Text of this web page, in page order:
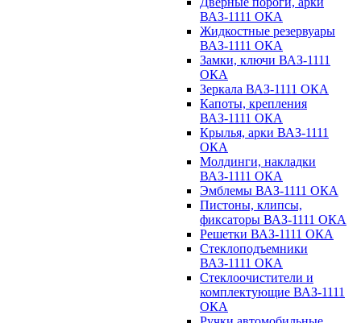
ВАЗ-1111 ОКА
Жидкостные резервуары
ВАЗ-1111 ОКА
Замки, ключи ВАЗ-1111
ОКА
Зеркала ВАЗ-1111 ОКА
Капоты, крепления
ВАЗ-1111 ОКА
Крылья, арки ВАЗ-1111
ОКА
Молдинги, накладки
ВАЗ-1111 ОКА
Эмблемы ВАЗ-1111 ОКА
Пистоны, клипсы,
фиксаторы ВАЗ-1111 ОКА
Решетки ВАЗ-1111 ОКА
Стеклоподъемники
ВАЗ-1111 ОКА
Стеклоочистители и
комплектующие ВАЗ-1111
ОКА